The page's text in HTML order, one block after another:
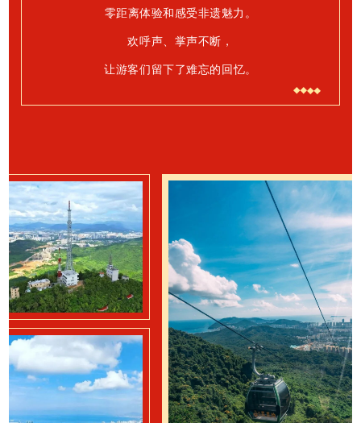
零距离体验和感受非遗魅力。
欢呼声、掌声不断，
让游客们留下了难忘的回忆。